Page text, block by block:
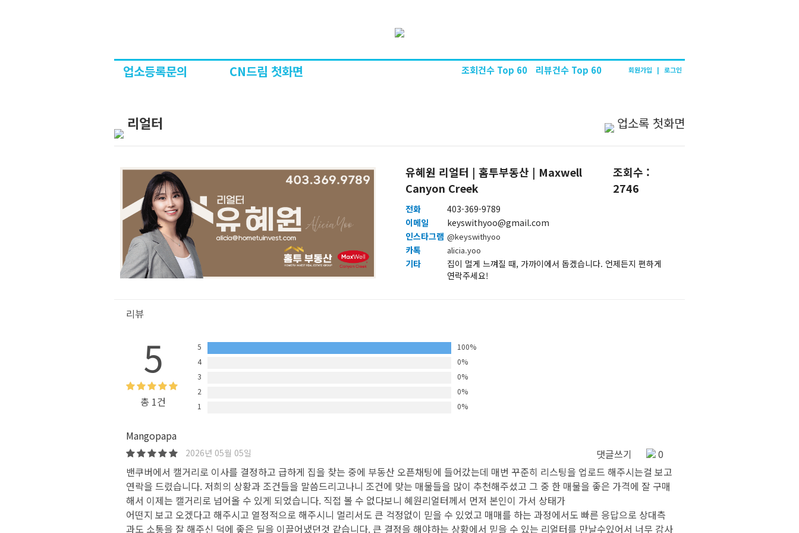
업소등록문의 CN드림 첫화면 조회건수 Top 60 리뷰건수 Top 60 회원가입 | 로그인
리얼터 업소록 첫화면
유혜원 리얼터 | 홈투부동산 | Maxwell
Canyon Creek
조회수 :
2746
전화
403-369-9789
이메일
keyswithyoo@gmail.com
인스타그램 @keyswithyoo
카톡 alicia.yoo
기타
집이 멀게 느껴질 때, 가까이에서 돕겠습니다. 언제든지 편하게
연락주세요!
리뷰
5
총 1건
5
100%
4
0%
3
0%
2
0%
1
0%
Mangopapa
2026년 05월 05일 댓글쓰기
0
밴쿠버에서 캘거리로 이사를 결정하고 급하게 집을 찾는 중에 부동산 오픈채팅에 들어갔는데 매번 꾸준히 리스팅을 업로드 해주시는걸 보고
연락을 드렸습니다. 저희의 상황과 조건들을 말씀드리고나니 조건에 맞는 매물들을 많이 추천해주셨고 그 중 한 매물을 좋은 가격에 잘 구매
해서 이제는 캘거리로 넘어올 수 있게 되었습니다. 직접 볼 수 없다보니 혜원리얼터께서 먼저 본인이 가서 상태가
어떤지 보고 오겠다고 해주시고 열정적으로 해주시니 멀리서도 큰 걱정없이 믿을 수 있었고 매매를 하는 과정에서도 빠른 응답으로 상대측
과도 소통을 잘 해주신 덕에 좋은 딜을 이끌어냈던것 같습니다. 큰 결정을 해야하는 상황에서 믿을 수 있는 리얼터를 만날수있어서 너무 감사